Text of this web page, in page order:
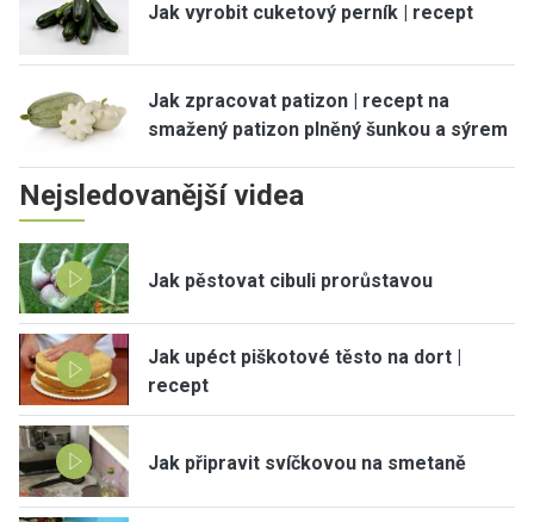
Jak vyrobit cuketový perník | recept
Jak zpracovat patizon | recept na
smažený patizon plněný šunkou a sýrem
Nejsledovanější videa
Jak pěstovat cibuli prorůstavou
Jak upéct piškotové těsto na dort |
recept
Jak připravit svíčkovou na smetaně